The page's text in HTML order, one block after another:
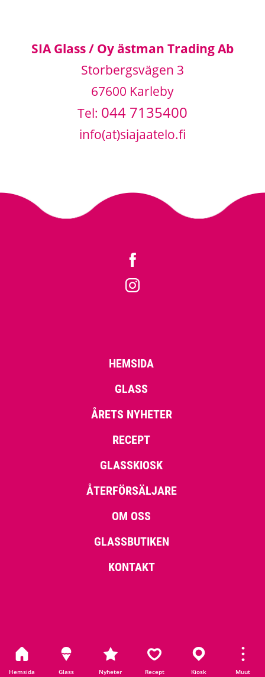
Hemsida Glass Nyheter Recept Kiosk Muut
SIA Glass / Oy ästman Trading Ab
Storbergsvägen 3
67600 Karleby
Tel: 044 7135400
info(at)siajaatelo.fi
HEMSIDA
GLASS
ÅRETS NYHETER
RECEPT
GLASSKIOSK
ÅTERFÖRSÄLJARE
OM OSS
GLASSBUTIKEN
KONTAKT